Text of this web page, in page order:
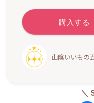
山陰いいもの